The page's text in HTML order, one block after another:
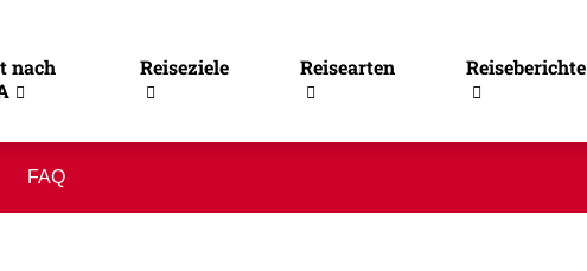
nach
Reiseziele Reisearten Reiseberichte
FAQ